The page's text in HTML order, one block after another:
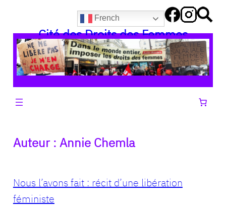
contenu
French
Cité des Droits des Femmes
Auteur : Annie Chemla
Nous l’avons fait : récit d’une libération
féministe